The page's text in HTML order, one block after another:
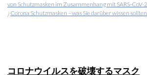
von Schutzmasken im Zusammenhang mit SARS-CoV-2
/ Corona Schutzmasken – was Sie darüber wissen
コロナウイルスを破壊するマスク